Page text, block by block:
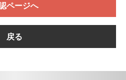
ページへ
戻る